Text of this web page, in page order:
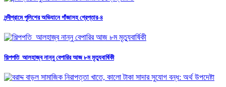
নন্দীগ্রামে পুলিশের অভিযানে গাঁজাসহ গ্রেপ্তার-৪
শিল্পপতি আলহাজ্ব নান্নু বেপারির আজ ৮ম মৃত্যুবার্ষিকী